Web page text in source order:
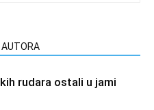
AUTORA
rudara ostali u jami